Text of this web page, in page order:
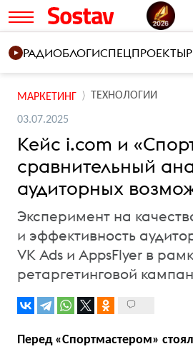
РАДИОБЛОГИСПЕЦПРОЕКТЫ
МАРКЕТИНГ ТЕХНОЛОГИИ
03.07.2025
Кейс i.com и
сравнительный
аудиторных
Эксперимент на
и эффективность
VK Ads и AppsFlyer в
ретаргетинговой
Перед «Спортмастером»